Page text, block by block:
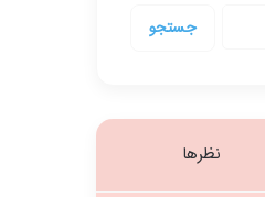
نظرها